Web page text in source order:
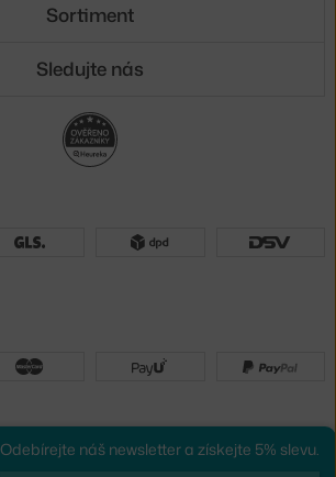
Odebírejte náš newsletter a získejte 5% slevu.
Sortiment
Sledujte nás